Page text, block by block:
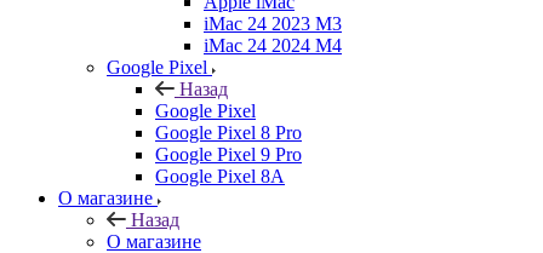
iMac 24 2023 M3
iMac 24 2024 M4
Google Pixel
Назад
Google Pixel
Google Pixel 8 Pro
Google Pixel 9 Pro
Google Pixel 8A
О магазине
Назад
О магазине